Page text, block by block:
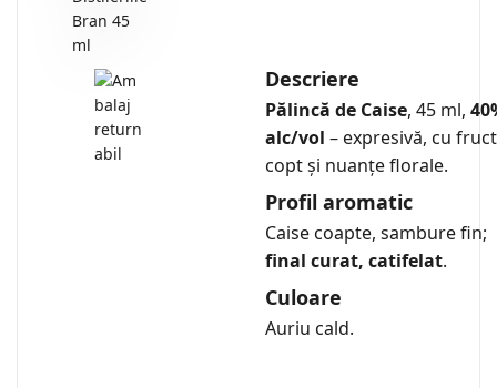
Descriere
Pălincă de Caise, 45 ml,
alc/vol – expresivă, cu fruct
copt și nuanțe florale.
Profil aromatic
Caise coapte, sambure fin;
final curat, catifelat.
Culoare
Auriu cald.